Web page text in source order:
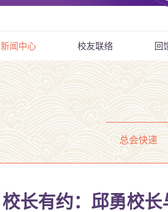
新闻中心 校友联络 回
总会快递
校长有约：邱勇校